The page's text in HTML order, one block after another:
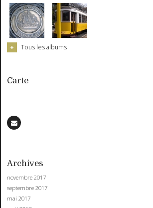
Tous les albums
Carte
Archives
novembre 2017
septembre 2017
mai 2017